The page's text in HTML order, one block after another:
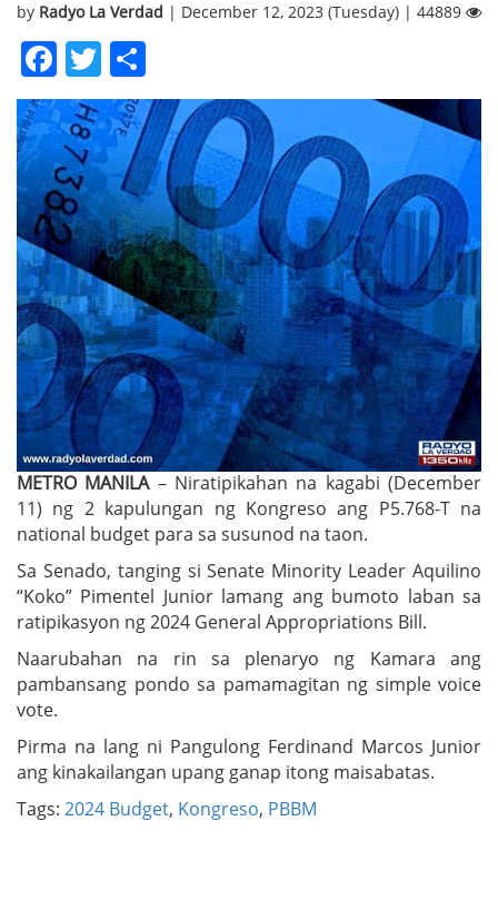
by Radyo La Verdad | December 12, 2023 (Tuesday) | 44889
Facebook
Twitter
METRO MANILA– Niratipikahan na kagabi (December
11) ng 2 kapulungan ng Kongreso ang P5.768-T na
national budget para sa susunod na taon.
Sa Senado, tanging si Senate Minority Leader Aquilino
“Koko” Pimentel Junior lamang ang bumoto laban sa
ratipikasyon ng 2024 General Appropriations Bill.
Naarubahan na rin sa plenaryo ng Kamara ang
pambansang pondo sa pamamagitan ng simple voice
vote.
Pirma na lang ni Pangulong Ferdinand Marcos Junior
ang kinakailangan upang ganap itong maisabatas.
Tags: 2024 Budget, Kongreso, PBBM